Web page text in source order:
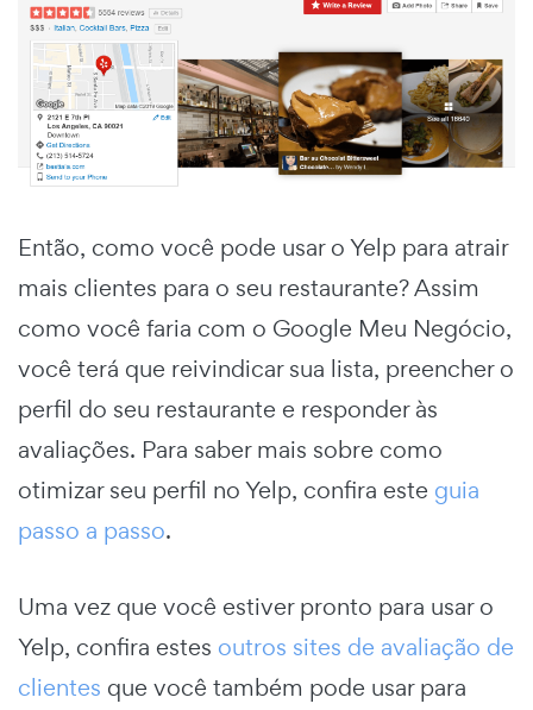
Então, como você pode usar o Yelp para atrair
mais clientes para o seu restaurante? Assim
como você faria com o Google Meu Negócio,
você terá que reivindicar sua lista, preencher o
perfil do seu restaurante e responder às
avaliações. Para saber mais sobre como
otimizar seu perfil no Yelp, confira este guia
passo a passo.
Uma vez que você estiver pronto para usar o
Yelp, confira estes outros sites de avaliação de
clientes que você também pode usar para